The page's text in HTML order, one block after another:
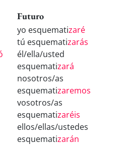
Futuro
yo esquematizaré
tú esquematizarás
él/ella/usted
esquematizará
nosotros/as
esquematizaremos
vosotros/as
esquematizaréis
ellos/ellas/ustedes
esquematizarán